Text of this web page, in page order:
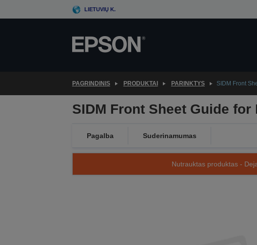
to
LIETUVIŲ K.
PAGRINDINIS PRODUKTAI PARINKTYS SIDM Front
SIDM Front Sheet Guide for
Pagalba Suderinamumas
Nutrauktas produktas -